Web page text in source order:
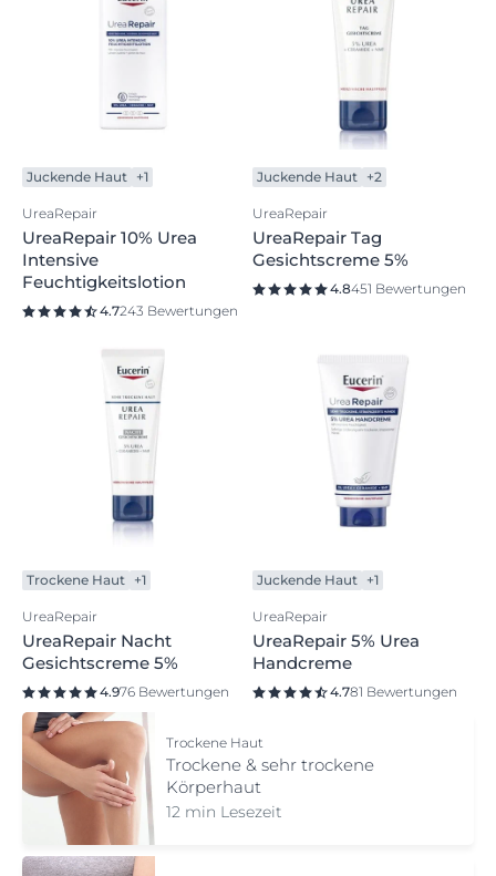
Juckende Haut +1
UreaRepair
UreaRepair 10% Urea
Intensive
Feuchtigkeitslotion
4.7243 Bewertungen
Juckende Haut +2
UreaRepair
UreaRepair Tag
Gesichtscreme 5%
4.8451 Bewertungen
Trockene Haut +1
UreaRepair
UreaRepair Nacht
Gesichtscreme 5%
4.976 Bewertungen
Juckende Haut +1
UreaRepair
UreaRepair 5% Urea
Handcreme
4.781 Bewertungen
Trockene Haut
Trockene & sehr trockene
Körperhaut
12 min Lesezeit